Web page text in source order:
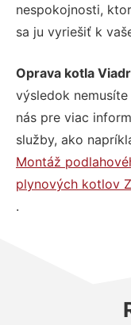
nespokojnosti,
sa ju vyriešiť k
Oprava kotla
výsledok
nás pre viac
služby, ako
Montáž
plynových kotlov
.